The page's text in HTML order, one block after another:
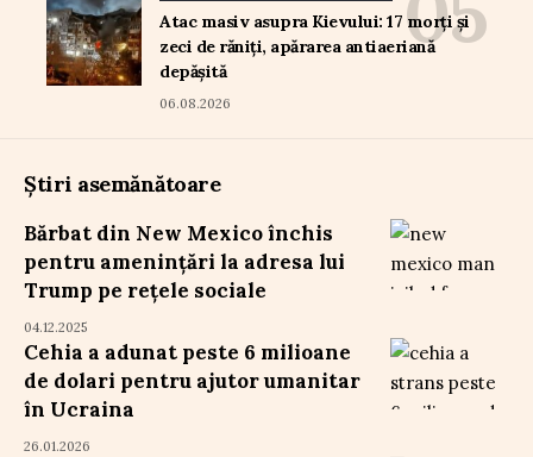
Atac masiv asupra Kievului: 17 morți și
zeci de răniți, apărarea antiaeriană
depășită
06.08.2026
Știri asemănătoare
Bărbat din New Mexico închis
pentru amenințări la adresa lui
Trump pe rețele sociale
04.12.2025
Cehia a adunat peste 6 milioane
de dolari pentru ajutor umanitar
în Ucraina
26.01.2026